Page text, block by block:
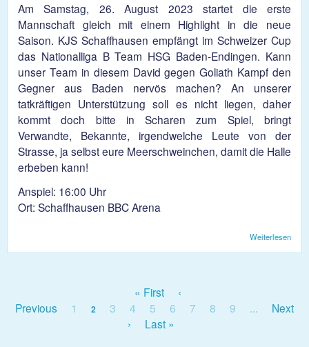
Am Samstag, 26. August 2023 startet die erste
Mannschaft gleich mit einem Highlight in die neue
Saison. KJS Schaffhausen empfängt im Schweizer Cup
das Nationalliga B Team HSG Baden-Endingen. Kann
unser Team in diesem David gegen Goliath Kampf den
Gegner aus Baden nervös machen? An unserer
tatkräftigen Unterstützung soll es nicht liegen, daher
kommt doch bitte in Scharen zum Spiel, bringt
Verwandte, Bekannte, irgendwelche Leute von der
Strasse, ja selbst eure Meerschweinchen, damit die Halle
erbeben kann!
Anspiel: 16:00 Uhr
Ort: Schaffhausen BBC Arena
Weiterlesen
Seiten « First
‹
Previous
1 2 3 4 5 6 7 8 9 …
Next
›
Last »